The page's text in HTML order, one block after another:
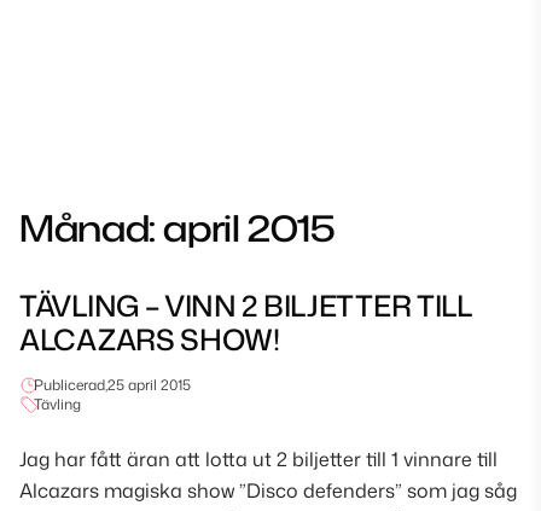
Månad:april 2015
TÄVLING – VINN 2 BILJETTER TILL
ALCAZARS SHOW!
Publicerad,25 april 2015
Tävling
Jag har fått äran att lotta ut 2 biljetter till 1 vinnare till
Alcazars magiska show ”Disco defenders” som jag såg